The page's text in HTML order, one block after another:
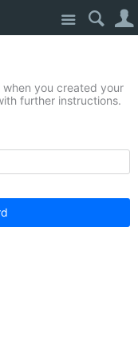
Site
when you created your
further instructions.